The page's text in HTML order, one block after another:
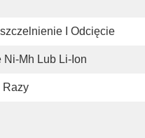
I Odcięcie
Ni-Mh Lub Li-Ion
Razy